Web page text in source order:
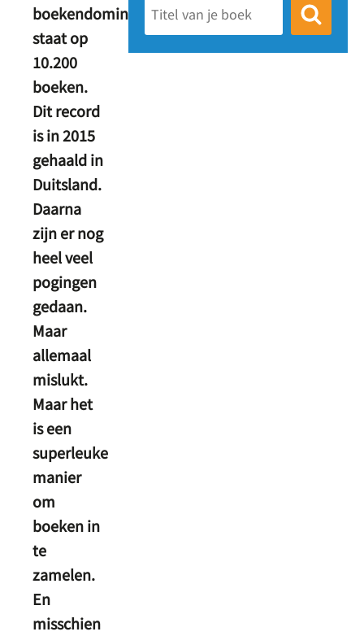
boekendomino
staat op
10.200
boeken.
Dit record
is in 2015
gehaald in
Duitsland.
Daarna
zijn er nog
heel veel
pogingen
gedaan.
Maar
allemaal
mislukt.
Maar het
is een
superleuke
manier
om
boeken in
te
zamelen.
En
misschien